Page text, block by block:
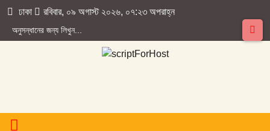
ঢাকা রবিবার, ০৯ অগাস্ট ২০২৬, ০৭:২৩ অপরাহ্ন